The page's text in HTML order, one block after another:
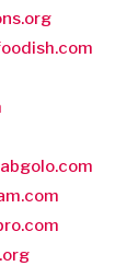
abgolo.com